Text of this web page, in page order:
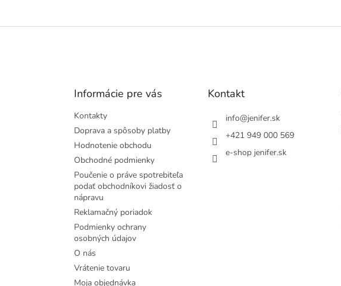
Informácie pre vás
Kontakty
Doprava a spôsoby platby
Hodnotenie obchodu
Obchodné podmienky
Poučenie o práve spotrebiteľa
podať obchodníkovi žiadosť o
nápravu
Reklamačný poriadok
Podmienky ochrany
osobných údajov
O nás
Vrátenie tovaru
Moja objednávka
Kontakt
info@jenifer.sk
+421 949 000 569
e-shop jenifer.sk